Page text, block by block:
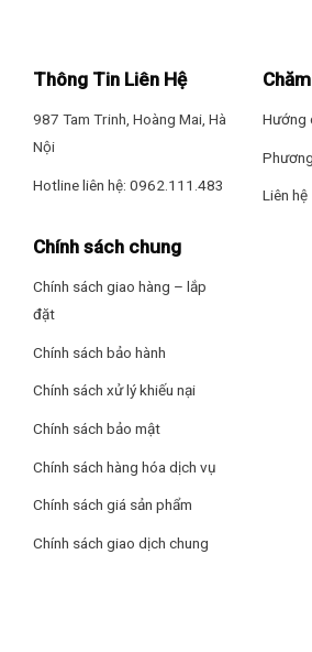
Ngoài ra, kính Schott Ceran còn ghi
mịn, khó bám bẩn, giúp việc vệ sinh, lau
hơn, cho mặt bếp luôn sáng bóng như
Thiết kế vùng nấu và bảng điều khiển
Bếp EH-MIX536 bố trí các vùng nấu dàn
nấu được xác định bằng vòng tròn với
phù hợp với nhiều kích thước đáy nồi.
điều khiển dạng trượt Slide mượt mà, chỉ
điều chỉnh 9 mức công suất.
Thông Tin Liên Hệ
987 Tam Trinh, Hoàng Mai, Hà
Nội
Hotline liên hệ: 0962.111.483
Hướng
Liên hệ
Chính sách chung
Chính sách giao hàng – lắp
đặt
Chính sách bảo hành
Chính sách xử lý khiếu nại
Chính sách bảo mật
Chính sách hàng hóa dịch vụ
Chính sách giá sản phẩm
Chính sách giao dịch chung